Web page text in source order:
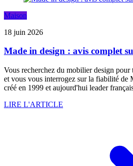
Maison
18 juin 2026
Made in design : avis complet
Vous recherchez du mobilier design
et vous vous interrogez sur la fiabilité de
créé en 1999 et aujourd'hui leader
LIRE L'ARTICLE